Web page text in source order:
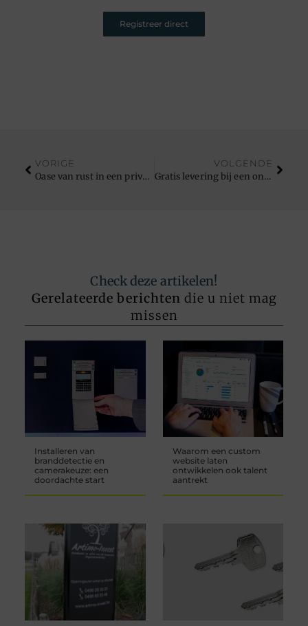
Registreer direct
VORIGE
Oase van rust in een privéwellness in Antwerpen
VOLGENDE
Gratis levering bij een online apotheek in België: hoe werkt het en welke voorwaarden gelden?
Check deze artikelen!
Gerelateerde berichten die u niet mag
missen
Installeren van
branddetectie en
camerakeuze: een
doordachte start
Waarom een custom
website laten
ontwikkelen ook talent
aantrekt